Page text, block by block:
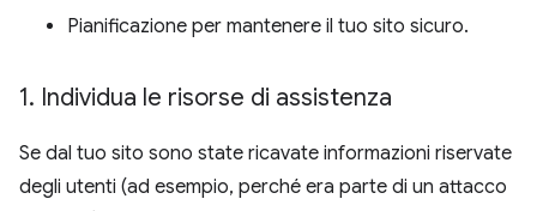
Pianificazione per mantenere il tuo sito sicuro.
1. Individua le risorse di assistenza
Se dal tuo sito sono state ricavate informazioni riservate
degli utenti (ad esempio, perché era parte di un attacco